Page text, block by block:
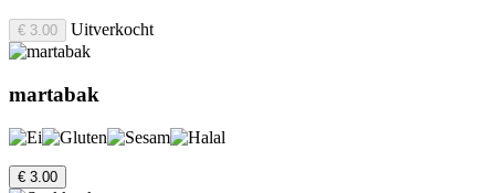
€ 3.00 Uitverkocht
martabak
€ 3.00